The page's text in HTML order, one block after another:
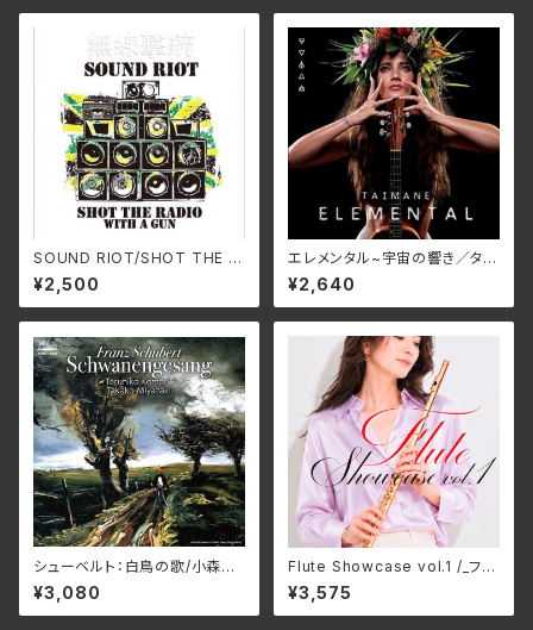
SOUND RIOT/SHOT THE R
ADIO WITH A GUN HH-PS
Y011(仕様:CD)
¥2,500
エレメンタル~宇宙の響き／タイ
マネ
¥2,640
シューベルト：白鳥の歌/小森輝
彦&宮﨑貴子 NARD-5090
(仕様:CD)
¥3,080
Flute Showcase vol.1 /_フル
ートショーケース vol.1/Variou
s Artists GNRS-0038(仕
様:CD)
¥3,575